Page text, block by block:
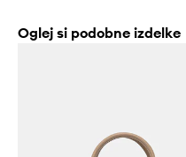
Oglej si podobne izdelke